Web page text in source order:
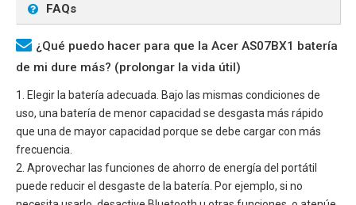
FAQs
¿Qué puedo hacer para que la Acer AS07BX1 batería
de mi dure más? (prolongar la vida útil)
1. Elegir la batería adecuada. Bajo las mismas condiciones de
uso, una batería de menor capacidad se desgasta más rápido
que una de mayor capacidad porque se debe cargar con más
frecuencia.
2. Aprovechar las funciones de ahorro de energía del portátil
puede reducir el desgaste de la batería. Por ejemplo, si no